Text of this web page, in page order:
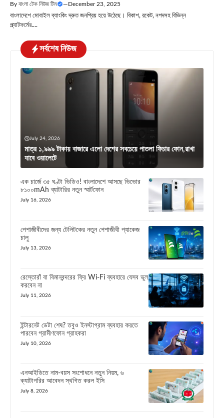
By বাংলা টেক নিউজ টিম —December 23, 2025
বাংলাদেশে মোবাইল ব্যাংকিং দ্রুত জনপ্রিয় হয়ে উঠেছে। বিকাশ, রকেট, নগদসহ বিভিন্ন
প্ল্যাটফর্মের....
সর্বশেষ নিউজ
July 24, 2026
মাত্র ১,৯৯৯ টাকায় বাজারে এলো দেশের সবচেয়ে পাতলা ফিচার ফোন,রাখা
যাবে ওয়ালেটে
এক চার্জে ৩৫ ঘণ্টা ভিডিও! বাংলাদেশে আসছে ভিভোর
৮১০০mAh ব্যাটারির নতুন স্মার্টফোন
July 16, 2026
পেশাজীবীদের জন্য টেলিটকের নতুন পেশাজীবী প্যাকেজ
চালু
July 13, 2026
রেস্তোরাঁ বা বিমানবন্দরের ফ্রি Wi-Fi ব্যবহারে যেসব ভুল
করবেন না
July 11, 2026
ইন্টারনেট ডেটা শেষ? তবুও ইনস্টাগ্রাম ব্যবহার করতে
পারবেন গ্রামীণফোন গ্রাহকরা
July 10, 2026
এনআইডিতে নাম-বয়স সংশোধনে নতুন নিয়ম, ৬
ক্যাটাগরির আবেদন স্থগিত করল ইসি
July 8, 2026